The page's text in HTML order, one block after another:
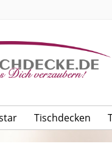
Tischdecken